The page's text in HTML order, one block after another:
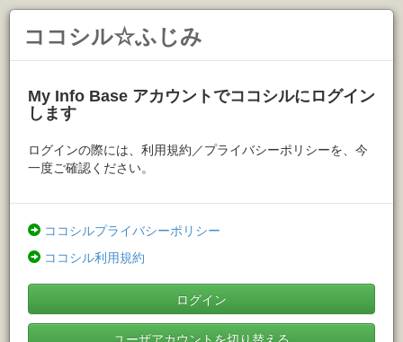
ココシル☆ふじみ
My Info Base アカウントでココシルにログイン
します
ログインの際には、利用規約／プライバシーポリシーを、今
一度ご確認ください。
ココシルプライバシーポリシー
ココシル利用規約
ログイン
ユーザアカウントを切り替える